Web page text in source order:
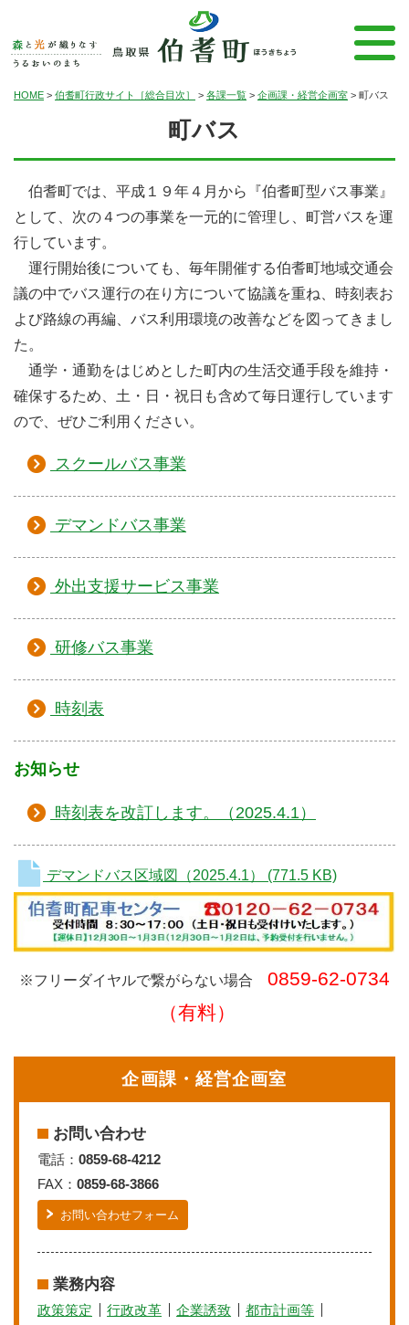
HOME > 伯耆町行政サイト［総合目次］ > 各課一覧 > 企画課・経営企画室 > 町バス
町バス
伯耆町では、平成１９年４月から『伯耆町型バス事業』
として、次の４つの事業を一元的に管理し、町営バスを運
行しています。
運行開始後についても、毎年開催する伯耆町地域交通会
議の中でバス運行の在り方について協議を重ね、時刻表お
よび路線の再編、バス利用環境の改善などを図ってきまし
た。
通学・通勤をはじめとした町内の生活交通手段を維持・
確保するため、土・日・祝日も含めて毎日運行しています
ので、ぜひご利用ください。
スクールバス事業
デマンドバス事業
外出支援サービス事業
研修バス事業
時刻表
お知らせ
時刻表を改訂します。（2025.4.1）
デマンドバス区域図（2025.4.1） (771.5 KB)
※フリーダイヤルで繋がらない場合 0859-62-0734
（有料）
企画課・経営企画室
お問い合わせ
電話： 0859-68-4212
FAX： 0859-68-3866
お問い合わせフォーム
業務内容
政策策定 行政改革 企業誘致
都市計画等